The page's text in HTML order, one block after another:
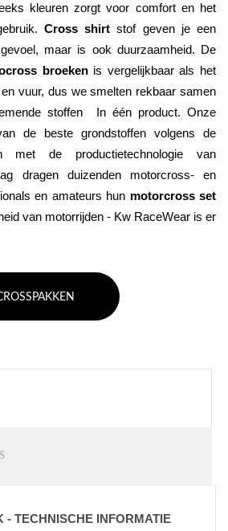
kleuren zorgt voor comfort en het
Cross shirt stof geven je een
maar is ook duurzaamheid. De
broeken is vergelijkbaar als het
vuur, dus we smelten rekbaar samen
stoffen  In één product. Onze
de beste grondstoffen volgens de
met de productietechnologie van
dragen duizenden motorcross- en
en amateurs hun motorcross set
van motorrijden - Kw RaceWear is er
- TECHNISCHE INFORMATIE